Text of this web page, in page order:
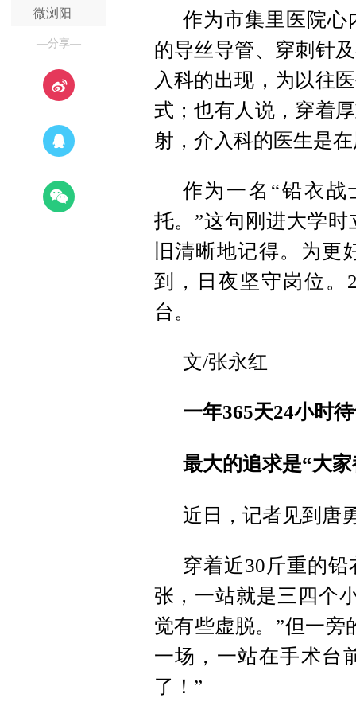
微浏阳
—分享—
作为市集里医院心
的导丝导管、穿刺针
入科的出现，为以往
式；也有人说，穿着
射，介入科的医生是
作为一名“铅衣战
托。”这句刚进大学
旧清晰地记得。为
到，日夜坚守岗位。
台。
文/张永红
一年365天24小时
最大的追求是“大
近日，记者见到唐
穿着近30斤重的
张，一站就是三四个
觉有些虚脱。”但一旁
一场，一站在手术台
了！”